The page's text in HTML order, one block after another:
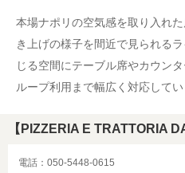
本場ナポリの空気感を取り入れ
き上げの様子を間近で見られる
じる空間にテーブル席やカウン
ループ利用まで幅広く対応してい
【PIZZERIA E TRATTORIA
電話：050-5448-0615